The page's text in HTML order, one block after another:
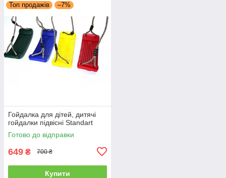
Топ продажів –7%
Гойдалка для дітей, дитячі
гойдалки підвісні Standart
Готово до відправки
649 ₴ 700 ₴
Купити